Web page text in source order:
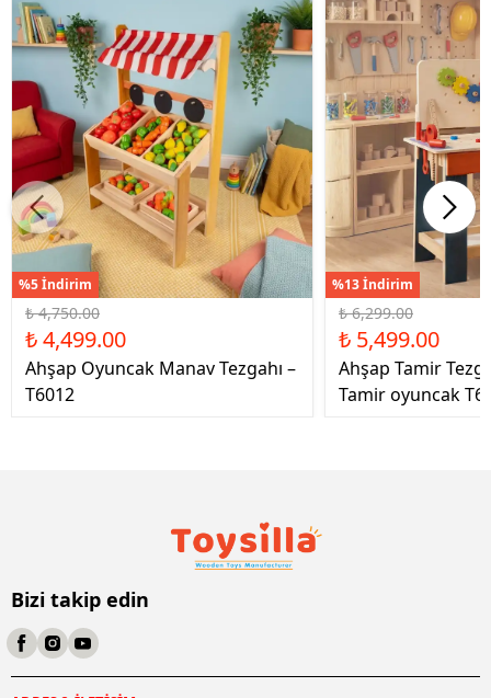
%5 İndirim
₺ 4,750.00
₺ 4,499.00
Ahşap Oyuncak Manav Tezgahı –
T6012
%13 İndirim
₺ 6,299.00
₺ 5,499.00
Ahşap Tamir
Tamir oyuncak
Bizi takip edin